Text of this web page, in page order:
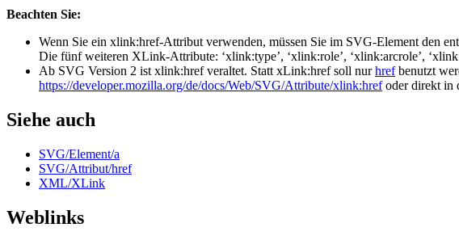
Beachten Sie:
Wenn Sie ein xlink:href-Attribut verwenden, müssen Sie im SVG-Element den
Die fünf weiteren XLink-Attribute: ‘xlink:type’, ‘xlink:role’, ‘xlink:arcrole’,
Ab SVG Version 2 ist xlink:href veraltet. Statt xLink:href soll nurhrefbenutzt
https://developer.mozilla.org/de/docs/Web/SVG/Attribute/xlink:hrefoder direkt in
Siehe auch
SVG/Element/a
SVG/Attribut/href
XML/XLink
Weblinks